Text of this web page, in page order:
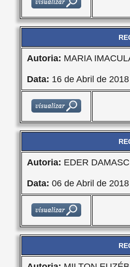
Autoria: MARIA
Data: 16 de Abril de 2018
Autoria: EDER
Data: 06 de Abril de 2018